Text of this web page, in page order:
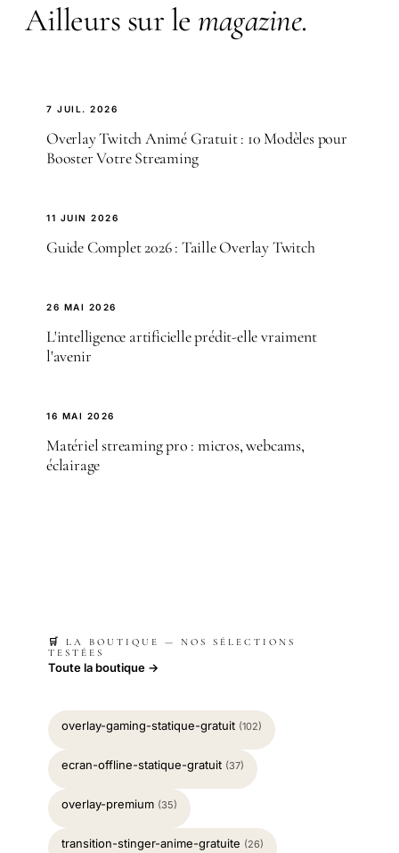
Ailleurs sur le magazine.
7 JUIL. 2026
Overlay Twitch Animé Gratuit : 10 Modèles pour
Booster Votre Streaming
11 JUIN 2026
Guide Complet 2026 : Taille Overlay Twitch
26 MAI 2026
L'intelligence artificielle prédit-elle vraiment
l'avenir
16 MAI 2026
Matériel streaming pro : micros, webcams,
éclairage
🛒 LA BOUTIQUE — NOS SÉLECTIONS
TESTÉES
Toute la boutique →
overlay-gaming-statique-gratuit (102)
ecran-offline-statique-gratuit (37)
overlay-premium (35)
transition-stinger-anime-gratuite (26)